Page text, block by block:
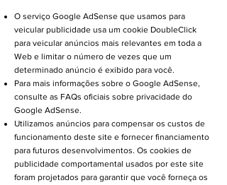
O serviço Google AdSense que usamos para
veicular publicidade usa um cookie DoubleClick
para veicular anúncios mais relevantes em toda a
Web e limitar o número de vezes que um
determinado anúncio é exibido para você.
Para mais informações sobre o Google AdSense,
consulte as FAQs oficiais sobre privacidade do
Google AdSense.
Utilizamos anúncios para compensar os custos de
funcionamento deste site e fornecer financiamento
para futuros desenvolvimentos. Os cookies de
publicidade comportamental usados ​​por este site
foram projetados para garantir que você forneça os